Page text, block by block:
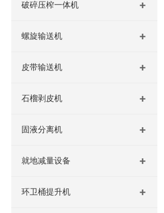
破碎压榨一体机
螺旋输送机
皮带输送机
石榴剥皮机
固液分离机
就地减量设备
环卫桶提升机